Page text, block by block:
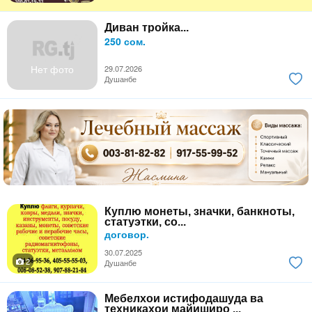
Нет фото
Диван тройка...
250 сом.
29.07.2026
Душанбе
Куплю монеты, значки, банкноты,
статуэтки, со...
договор.
30.07.2025
2
Душанбе
Мебелхои истифодашуда ва
техникахои майиширо ...